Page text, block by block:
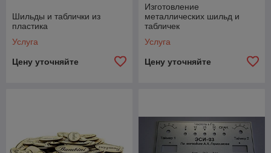
Шильды и таблички из
пластика
Услуга
Цену уточняйте
Изготовление
металлических шильд и
табличек
Услуга
Цену уточняйте